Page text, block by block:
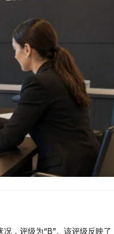
，评级为“B”。该评级反映了